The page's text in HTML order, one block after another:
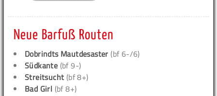
Neue Barfuß Routen
Dobrindts Mautdesaster (bf 6-/6)
Südkante (bf 9-)
Streitsucht (bf 8+)
Bad Girl (bf 8+)